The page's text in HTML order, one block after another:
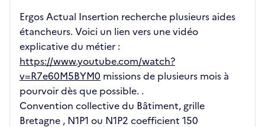
Ergos Actual Insertion recherche plusieurs aides
étancheurs. Voici un lien vers une vidéo
explicative du métier :
https://www.youtube.com/watch?
v=R7e60M5BYM0 missions de plusieurs mois à
pourvoir dès que possible. .
Convention collective du Bâtiment, grille
Bretagne , N1P1 ou N1P2 coefficient 150